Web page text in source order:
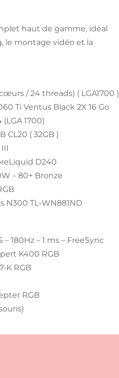
haut de gamme, idéal
le montage vidéo et la
/ 24 threads) ( LGA1700 )
Ti Ventus Black 2X 16 Go
1700)
CL20 ( 32GB )
D240
– 80+ Bronze
N300 TL-WN881ND
180Hz – 1 ms – FreeSync
K400 RGB
K RGB
RGB